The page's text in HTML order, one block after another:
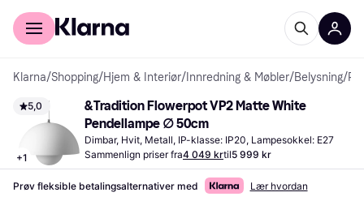
For kunder
Klarna/Shopping/Hjem & Interiør/ Innredning & Møbler/Belysning/
5,0
+1
&Tradition Flowerpot VP2 Matte White
Pendellampe ∅ 50cm
Dimbar, Hvit, Metall, IP-klasse: IP20, Lampesokkel: E27
Sammenlign priser fra4 049 krtil5 999 kr
Prøv fleksible betalingsalternativer med Lær hvordan